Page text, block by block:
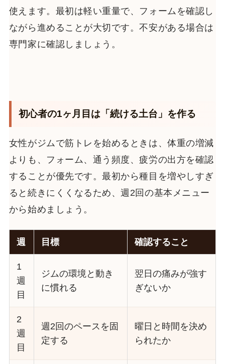
使えます。最初は軽い重量で、フォームを確認し
ながら進めることが大切です。不安がある場合は
専門家に確認しましょう。
初心者の1ヶ月目は「続ける土台」を作る
女性がジムで筋トレを始めるときは、体重の増減
よりも、フォーム、通う頻度、疲労の出方を確認
することが優先です。最初から種目を増やしすぎ
ると続きにくくなるため、週2回の基本メニュー
から始めましょう。
週 目標 確認すること
1
週
目
ジムの環境と動き
に慣れる
翌日の痛みが強す
ぎないか
2
週
目
週2回のペースを固
定する
曜日と時間を決め
られたか